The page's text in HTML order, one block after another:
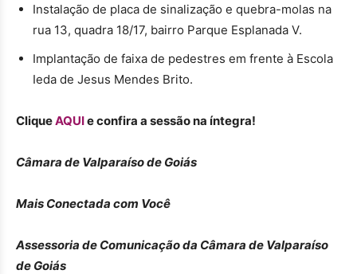
Instalação de placa de sinalização e quebra-molas na
rua 13, quadra 18/17, bairro Parque Esplanada V.
Implantação de faixa de pedestres em frente à Escola
Ieda de Jesus Mendes Brito.
CliqueAQUIe confira a sessão na íntegra!
Câmara de Valparaíso de Goiás
Mais Conectada com Você
Assessoria de Comunicação da Câmara de Valparaíso
de Goiás